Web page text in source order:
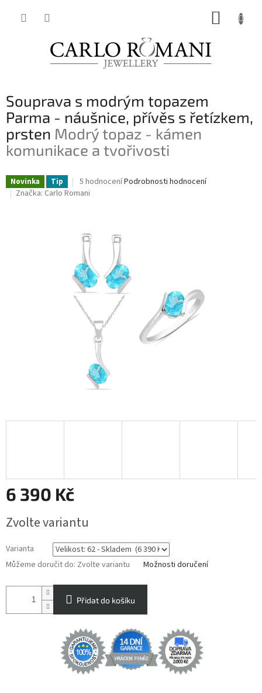
Souprava s modrým topazem
Parma - náušnice, přívěs s řetízkem,
prsten Modrý topaz - kámen
komunikace a tvořivosti
Novinka Tip
Průměrné
hodnocení
z
hvězdiček.
5 hodnoceníPodrobnosti hodnocení
Značka: Carlo Romani
6 390 Kč
cena:
Zvolte variantu
Varianta
Můžeme doručit do: Zvolte variantu Možnosti doručení
Přidat do košíku